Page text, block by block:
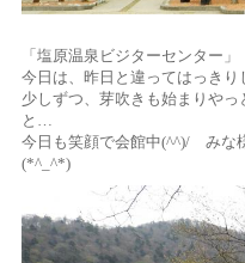
「塩原温泉ビジターセンター」
今日は、昨日と違ってはっきり
少しずつ、芽吹きも始まりや
と…
今日も笑顔で会館中(^^)/ みな
(*^_^*)